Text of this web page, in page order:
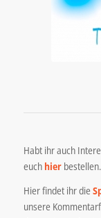
Habt ihr auch
euch hierbestellen.
Hier findet ihr die
unsere